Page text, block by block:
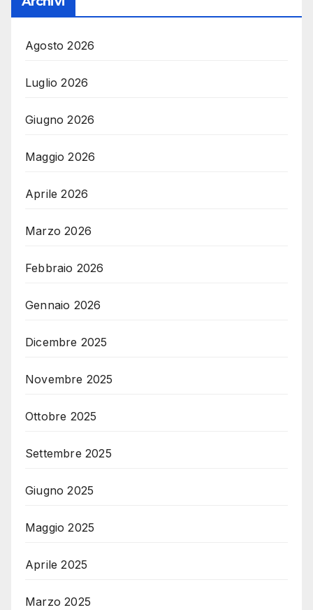
Agosto 2026
Luglio 2026
Giugno 2026
Maggio 2026
Aprile 2026
Marzo 2026
Febbraio 2026
Gennaio 2026
Dicembre 2025
Novembre 2025
Ottobre 2025
Settembre 2025
Giugno 2025
Maggio 2025
Aprile 2025
Marzo 2025